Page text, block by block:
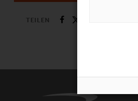
TEILEN